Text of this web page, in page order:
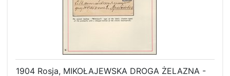
1904 Rosja, MIKOŁAJEWSKA DROGA ŻELAZNA -